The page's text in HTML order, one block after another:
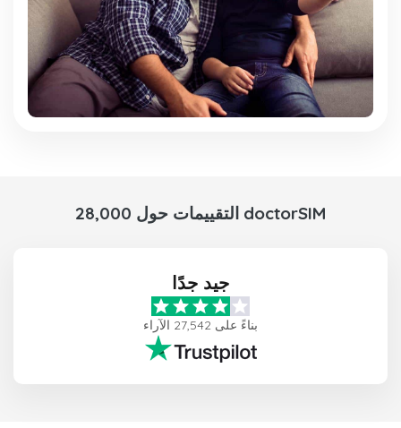
28,000 التقييمات حول doctorSIM
جيد جدًا
بناءً على 27,542 الآراء